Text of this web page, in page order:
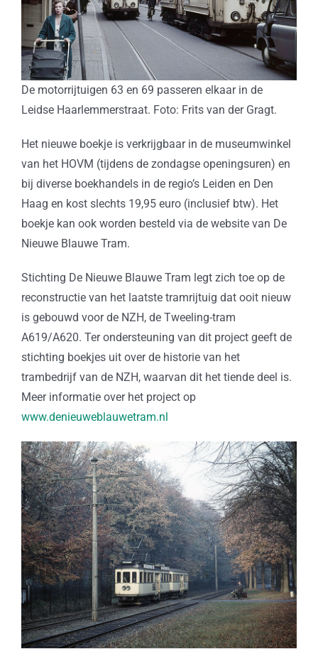
De motorrijtuigen 63 en 69 passeren elkaar in de
Leidse Haarlemmerstraat. Foto: Frits van der Gragt.
Het nieuwe boekje is verkrijgbaar in de museumwinkel
van het HOVM (tijdens de zondagse openingsuren) en
bij diverse boekhandels in de regio’s Leiden en Den
Haag en kost slechts 19,95 euro (inclusief btw). Het
boekje kan ook worden besteld via de website van De
Nieuwe Blauwe Tram.
Stichting De Nieuwe Blauwe Tram legt zich toe op de
reconstructie van het laatste tramrijtuig dat ooit nieuw
is gebouwd voor de NZH, de Tweeling-tram
A619/A620. Ter ondersteuning van dit project geeft de
stichting boekjes uit over de historie van het
trambedrijf van de NZH, waarvan dit het tiende deel is.
Meer informatie over het project op
www.denieuweblauwetram.nl